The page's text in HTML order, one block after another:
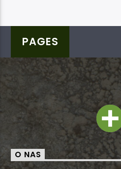
PAGES
O NAS